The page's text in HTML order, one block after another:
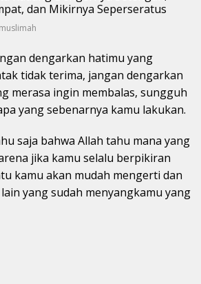
dengarkan hatimu yang
tidak terima, jangan dengarkan
merasa ingin membalas, sungguh
yang sebenarnya kamu lakukan.
saja bahwa Allah tahu mana yang
jika kamu selalu berpikiran
kamu akan mudah mengerti dan
yang sudah menyangkamu yang